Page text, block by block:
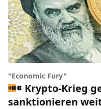
"Economic Fury"
Krypto-Krieg
sanktionieren